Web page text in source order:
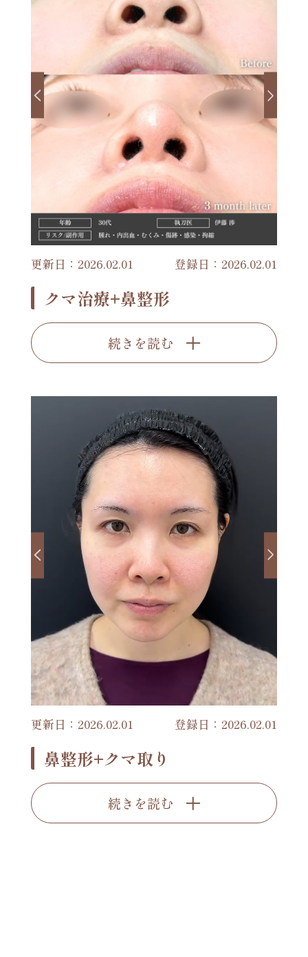
更新日：2026.02.01 登録日：2026.02.01
クマ治療+鼻整形
続きを読む
更新日：2026.02.01 登録日：2026.02.01
鼻整形+クマ取り
続きを読む